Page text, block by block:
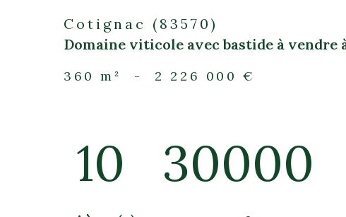
Cotignac (83570)
Domaine viticole avec bastide à vendre
360 m² - 2 226 000 €
10 30000